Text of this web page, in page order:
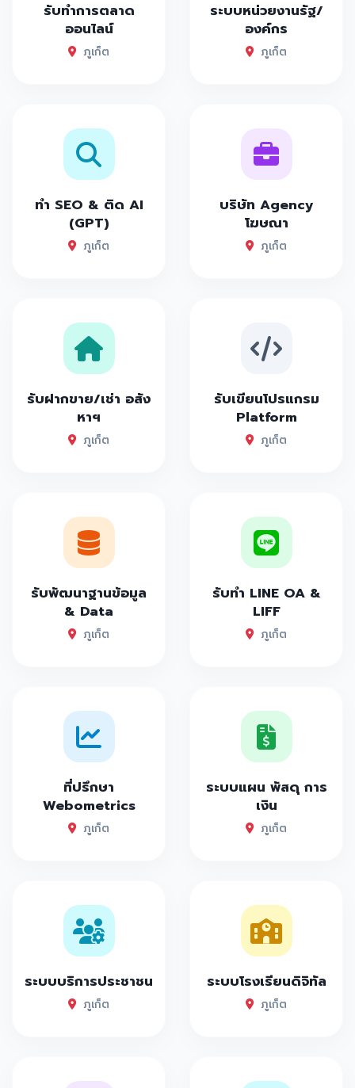
รับทำการตลาด
ออนไลน์
ภูเก็ต
ระบบหน่วยงานรัฐ/
องค์กร
ภูเก็ต
ทำ SEO & ติด AI
(GPT)
ภูเก็ต
บริษัท Agency
โฆษณา
ภูเก็ต
รับฝากขาย/เช่า อสัง
หาฯ
ภูเก็ต
รับเขียนโปรแกรม
Platform
ภูเก็ต
รับพัฒนาฐานข้อมูล
& Data
ภูเก็ต
รับทำ LINE OA &
LIFF
ภูเก็ต
ที่ปรึกษา
Webometrics
ภูเก็ต
ระบบแผน พัสดุ การ
เงิน
ภูเก็ต
ระบบบริการประชาชน
ภูเก็ต
ระบบโรงเรียนดิจิทัล
ภูเก็ต